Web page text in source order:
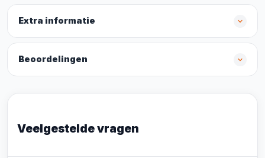
Extra informatie
Beoordelingen
Veelgestelde vragen